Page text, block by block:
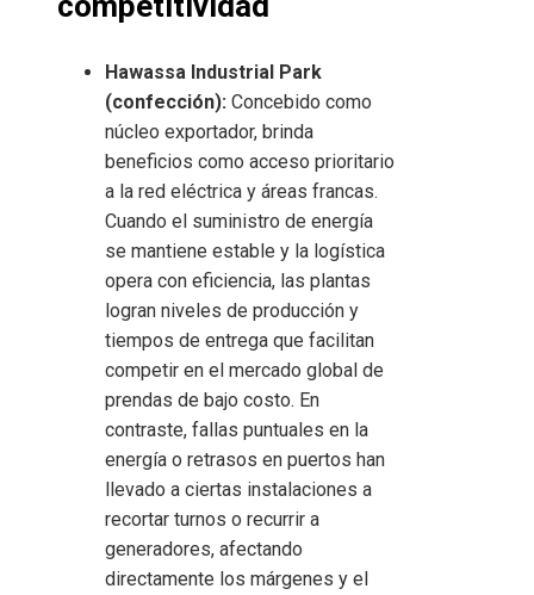
Hawassa Industrial Park
(confección): Concebido como
núcleo exportador, brinda
beneficios como acceso prioritario
a la red eléctrica y áreas francas.
Cuando el suministro de energía
se mantiene estable y la logística
opera con eficiencia, las plantas
logran niveles de producción y
tiempos de entrega que facilitan
competir en el mercado global de
prendas de bajo costo. En
contraste, fallas puntuales en la
energía o retrasos en puertos han
llevado a ciertas instalaciones a
recortar turnos o recurrir a
generadores, afectando
directamente los márgenes y el